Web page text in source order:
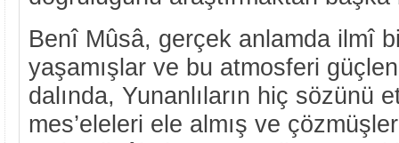
Benî Mûsâ, gerçek anlamda ilmî
yaşamışlar ve bu atmosferi
dalında, Yunanlıların hiç sözünü
mes’eleleri ele almış ve